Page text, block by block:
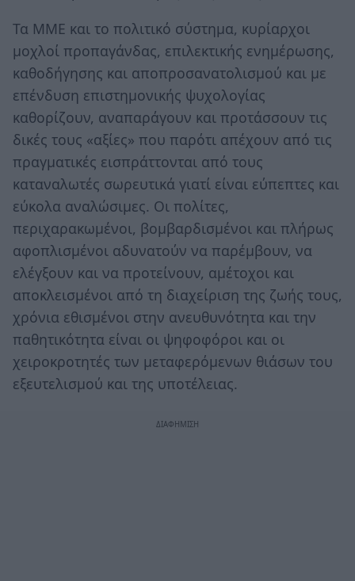
Τα ΜΜΕ και το πολιτικό σύστημα, κυρίαρχοι
μοχλοί προπαγάνδας, επιλεκτικής ενημέρωσης,
καθοδήγησης και αποπροσανατολισμού και με
επένδυση επιστημονικής ψυχολογίας
καθορίζουν, αναπαράγουν και προτάσσουν τις
δικές τους «αξίες» που παρότι απέχουν από τις
πραγματικές εισπράττονται από τους
καταναλωτές σωρευτικά γιατί είναι εύπεπτες και
εύκολα αναλώσιμες. Οι πολίτες,
περιχαρακωμένοι, βομβαρδισμένοι και πλήρως
αφοπλισμένοι αδυνατούν να παρέμβουν, να
ελέγξουν και να προτείνουν, αμέτοχοι και
αποκλεισμένοι από τη διαχείριση της ζωής τους,
χρόνια εθισμένοι στην ανευθυνότητα και την
παθητικότητα είναι οι ψηφοφόροι και οι
χειροκροτητές των μεταφερόμενων θιάσων του
εξευτελισμού και της υποτέλειας.